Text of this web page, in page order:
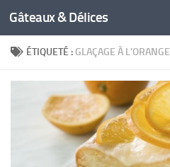
Gâteaux & Délices
ÉTIQUETÉ : GLAÇAGE À L’ORANGE